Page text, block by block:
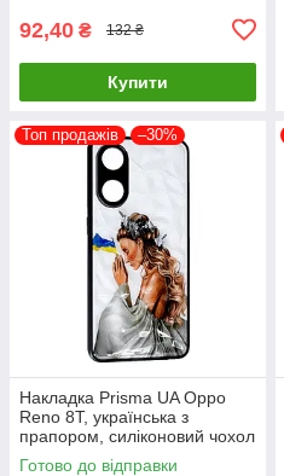
92,40 ₴ 132 ₴
Купити
Топ продажів –30%
Накладка Prisma UA Oppo
Reno 8T, українська з
прапором, силіконовий чохол
для захисту телефону
Готово до відправки